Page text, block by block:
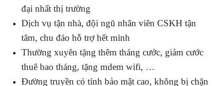
đại nhất thị trường
Dịch vụ tận nhà, đội ngũ nhân viên CSKH tận
tâm, chu đáo hỗ trợ hết mình
Thường xuyên tặng thêm tháng cước, giảm cước
thuê bao tháng, tặng mdem wifi, …
Đường truyền có tính bảo mật cao, không bị chặn